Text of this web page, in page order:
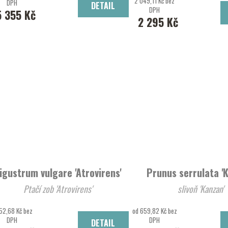
DPH
355 Kč
DETAIL
DPH
2 295 Kč
vulgare 'Atrovirens'
Ptačí zob 'Atrovirens'
Kč bez
DPH
DETAIL
Prunus serrulata
slivoň 'Kanzan'
od 659,82 Kč bez
DPH